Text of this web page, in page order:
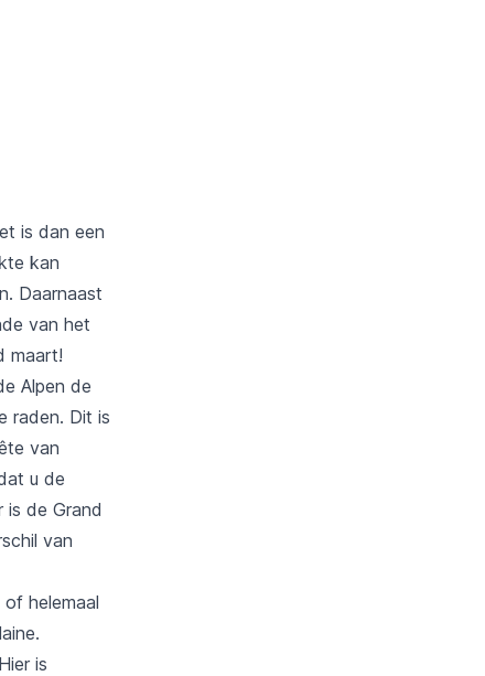
is dan een
kan
Daarnaast
van het
maart!
Alpen de
raden. Dit is
van
u de
is de Grand
van
helemaal
is